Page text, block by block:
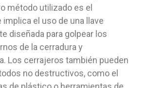
método utilizado es el
implica el uso de una llave
diseñada para golpear los
de la cerradura y
Los cerrajeros también pueden
no destructivos, como el